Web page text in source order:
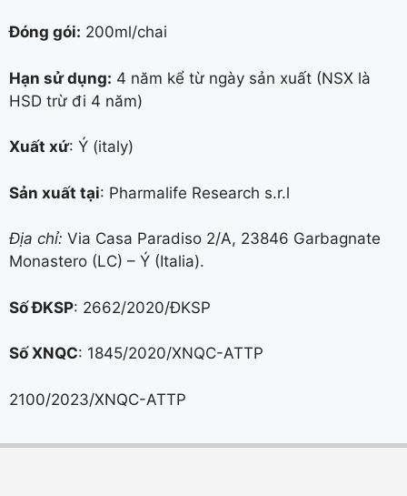
Đóng gói: 200ml/chai
Hạn sử dụng: 4 năm kể từ ngày sản xuất (NSX là
HSD trừ đi 4 năm)
Xuất xứ: Ý (italy)
Sản xuất tại: Pharmalife Research s.r.l
Địa chỉ: Via Casa Paradiso 2/A, 23846 Garbagnate
Monastero (LC) – Ý (Italia).
Số ĐKSP: 2662/2020/ĐKSP
Số XNQC: 1845/2020/XNQC-ATTP
2100/2023/XNQC-ATTP